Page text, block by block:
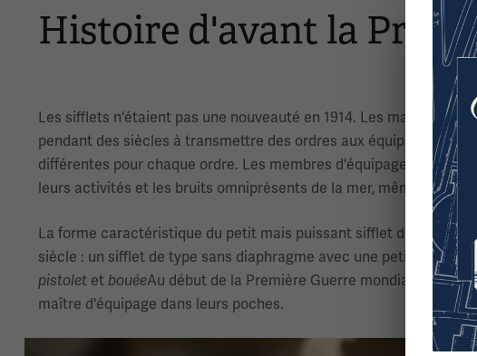
Histoire d'avant la
Les sifflets n'étaient pas une nouveauté en 1914. Les marins ont
pendant des siècles à transmettre des ordres aux équipages
différentes pour chaque ordre. Les membres d'équipage
leurs activités et les bruits omniprésents de la mer, même par
La forme caractéristique du petit mais puissant sifflet de maître
siècle : un sifflet de type sans diaphragme avec une petite
pistolet et bouéeAu début de la Première Guerre mondiale, les
maître d'équipage dans leurs poches.